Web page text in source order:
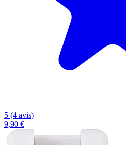
5 (4 avis)
9,90 €